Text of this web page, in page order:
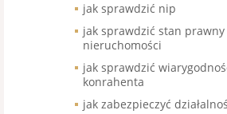
jak sprawdzić nip
jak sprawdzić stan prawny
nieruchomości
jak sprawdzić
konrahenta
jak zabezpieczyć